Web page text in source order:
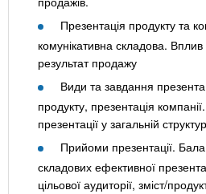
Презентація продукту та
комунікативна складова.
результат продажу
Види та завдання
продукту, презентація
презентації у загальній
Прийоми презентації.
складових ефективної
цільової аудиторії, зміст/